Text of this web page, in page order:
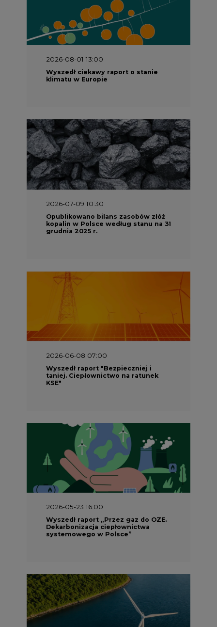
2026-08-01 13:00
Wyszedł ciekawy raport o stanie
klimatu w Europie
2026-07-09 10:30
Opublikowano bilans zasobów złóż
kopalin w Polsce według stanu na 31
grudnia 2025 r.
2026-06-08 07:00
Wyszedł raport "Bezpieczniej i
taniej. Ciepłownictwo na ratunek
KSE"
2026-05-23 16:00
Wyszedł raport „Przez gaz do OZE.
Dekarbonizacja ciepłownictwa
systemowego w Polsce”